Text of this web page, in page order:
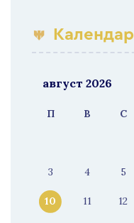
Календар
август 2026
П В С
3 4 5
10 11 12